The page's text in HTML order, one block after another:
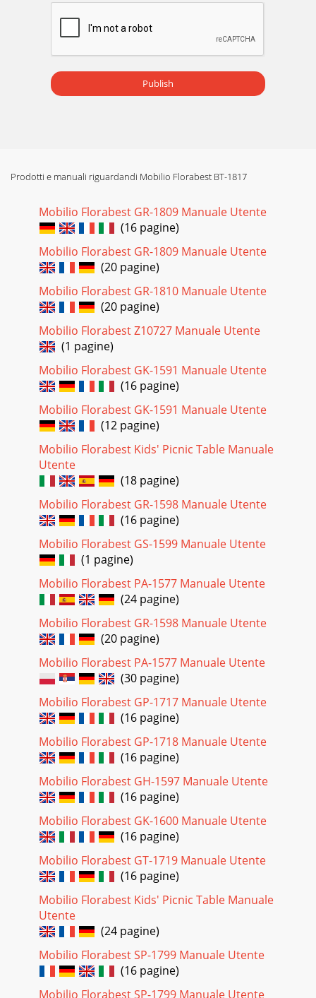
Publish
Prodotti e manuali riguardandi Mobilio Florabest BT-1817
Mobilio Florabest GR-1809 Manuale Utente
(16 pagine)
Mobilio Florabest GR-1809 Manuale Utente
(20 pagine)
Mobilio Florabest GR-1810 Manuale Utente
(20 pagine)
Mobilio Florabest Z10727 Manuale Utente
(1 pagine)
Mobilio Florabest GK-1591 Manuale Utente
(16 pagine)
Mobilio Florabest GK-1591 Manuale Utente
(12 pagine)
Mobilio Florabest Kids' Picnic Table Manuale
Utente
(18 pagine)
Mobilio Florabest GR-1598 Manuale Utente
(16 pagine)
Mobilio Florabest GS-1599 Manuale Utente
(1 pagine)
Mobilio Florabest PA-1577 Manuale Utente
(24 pagine)
Mobilio Florabest GR-1598 Manuale Utente
(20 pagine)
Mobilio Florabest PA-1577 Manuale Utente
(30 pagine)
Mobilio Florabest GP-1717 Manuale Utente
(16 pagine)
Mobilio Florabest GP-1718 Manuale Utente
(16 pagine)
Mobilio Florabest GH-1597 Manuale Utente
(16 pagine)
Mobilio Florabest GK-1600 Manuale Utente
(16 pagine)
Mobilio Florabest GT-1719 Manuale Utente
(16 pagine)
Mobilio Florabest Kids' Picnic Table Manuale
Utente
(24 pagine)
Mobilio Florabest SP-1799 Manuale Utente
(16 pagine)
Mobilio Florabest SP-1799 Manuale Utente